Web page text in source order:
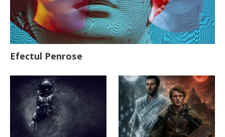
Efectul Penrose